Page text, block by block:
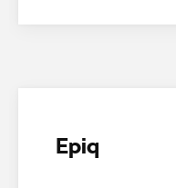
Epiq